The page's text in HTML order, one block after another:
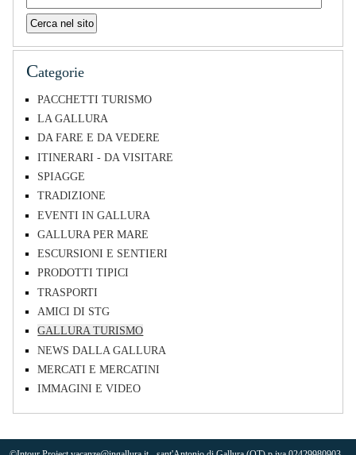
Categorie
PACCHETTI TURISMO
LA GALLURA
DA FARE E DA VEDERE
ITINERARI - DA VISITARE
SPIAGGE
TRADIZIONE
EVENTI IN GALLURA
GALLURA PER MARE
ESCURSIONI E SENTIERI
PRODOTTI TIPICI
TRASPORTI
AMICI DI STG
GALLURA TURISMO
NEWS DALLA GALLURA
MERCATI E MERCATINI
IMMAGINI E VIDEO